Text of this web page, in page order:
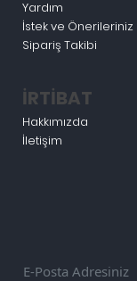
Yardım
İstek ve Önerileriniz
Sipariş Takibi
İRTİBAT
Hakkımızda
İletişim